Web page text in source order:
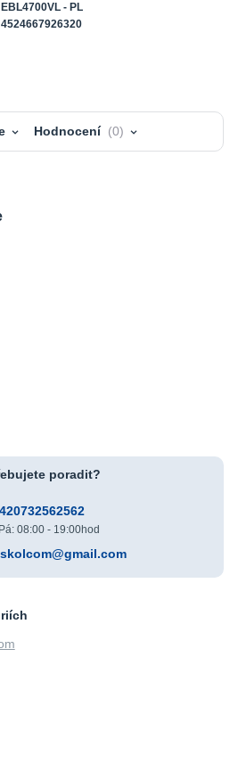
EBL4700VL - PL
4524667926320
Hodnocení 0
poradit?
08:00 - 19:00hod